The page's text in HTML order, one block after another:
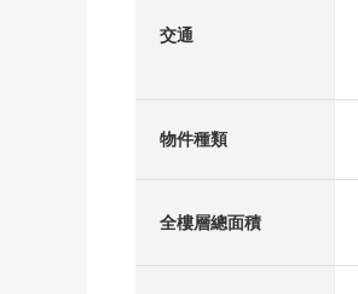
交通
物件種類
全樓層總面積